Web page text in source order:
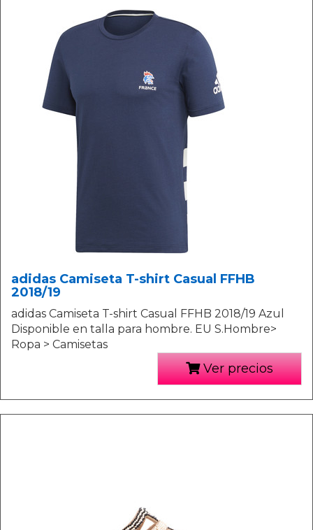
adidas Camiseta T-shirt Casual FFHB
2018/19
adidas Camiseta T-shirt Casual FFHB 2018/19 Azul
Disponible en talla para hombre. EU S.Hombre>
Ropa > Camisetas
Ver precios